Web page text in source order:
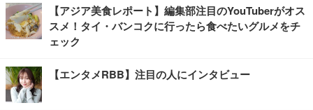
【アジア美食レポート】編集部注目のYouTuberがオス
スメ！タイ・バンコクに行ったら食べたいグルメをチ
ェック
【エンタメRBB】注目の人にインタビュー